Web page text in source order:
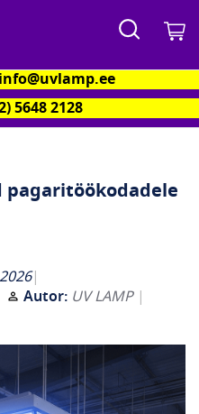
Otsi
info@uvlamp.ee
5648 2128
Autor: UV LAMP